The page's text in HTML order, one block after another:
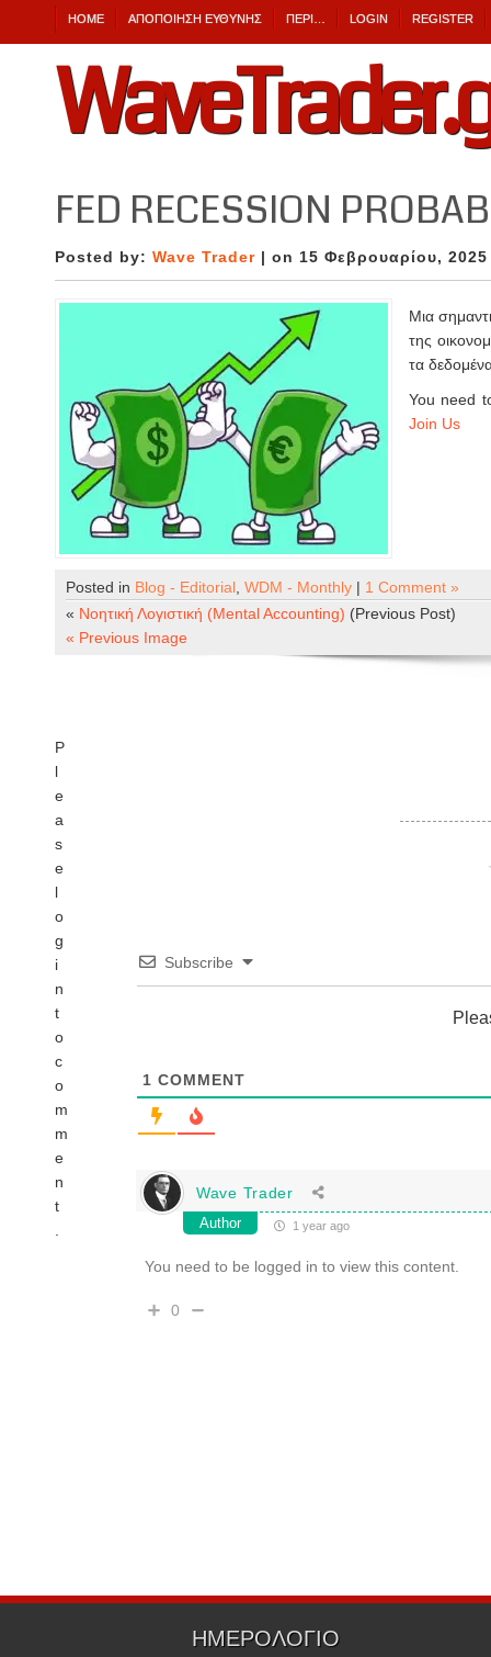
HOME ΑΠΟΠΟΊΗΣΗ ΕΎΘΥΝΗΣ ΠΕΡΙ… LOGIN REGISTER
FED RECESSION
Posted by: Wave Trader | on 15 Φεβρουαρίου, 2025
Μια
της
τα
You need
Join Us
Posted in Blog - Editorial WDM - Monthly | 1 Comment »
« Nοητική Λογιστική (Mental Accounting) (Previous Post)
« Previous Image
P
l
e
a
s
e
l
o
g
i
n
t
o
c
o
m
m
e
n
t
Subscribe
1 COMMENT
Wave Trader
Author 1 year ago
You need to be logged in to view this content.
0
ΗΜΕΡΟΛΟΓΙΟ